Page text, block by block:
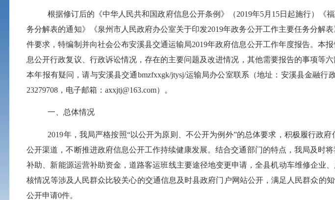
根据修订后的《中华人民共和国政府信息公开条例》（2019年5月15日起施行）《
务分解表的通知》《泉州市人民政府办公室关于印发2019年政务公开工作主要任务分解表
件要求，特编制并向社会公布安溪县交通运输局2019年政府信息公开工作年度报告。本
息公开行政复议、行政诉讼情况，存在的主要问题及改进情况，其他需要报告的事项等
本年报有疑问，请与安溪县交通bmzfxxgk/jtysj/运输局办公室联系（地址： 安溪县金融行
23279708， 电子邮箱：axxjtj@163.com）。
一、总体情况
2019年，我局严格按照“以公开为原则、不公开为例外”的总体要求，积极履行政
公开渠道，不断推进政府信息公开工作持续健康发展。结合交通部门的特点，我局及时
补助、新能源运营补助资金，道路客运班线主要途径地变更申请，全县机动车维修企业、
核情况等涉及人民群众比较关心的交通信息及时县政府门户网站公开，满足人民群众的知
公开申请0件。